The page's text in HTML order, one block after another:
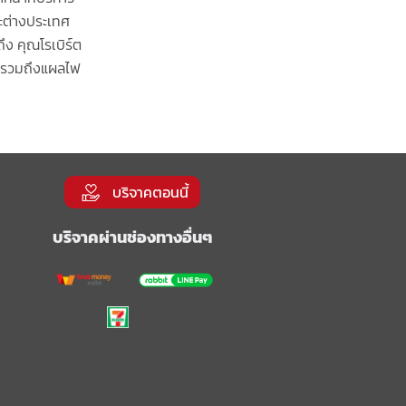
างประเทศ
คุณโรเบิร์ต
วมถึงแผลไฟ
บริจาคตอนนี้
บริจาคผ่านช่องทางอื่นๆ